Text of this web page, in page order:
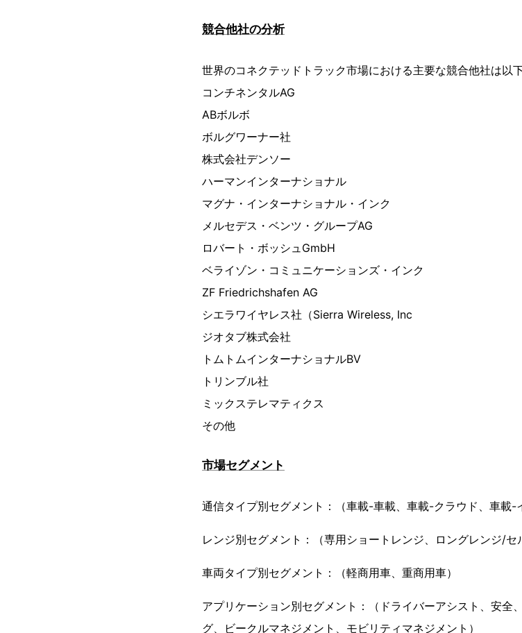
競合他社の分析
世界のコネクテッドトラック市場における主要な競合他社は以
コンチネンタルAG
ABボルボ
ボルグワーナー社
株式会社デンソー
ハーマンインターナショナル
マグナ・インターナショナル・インク
メルセデス・ベンツ・グループAG
ロバート・ボッシュGmbH
ベライゾン・コミュニケーションズ・インク
ZF Friedrichshafen AG
シエラワイヤレス社（Sierra Wireless, Inc
ジオタブ株式会社
トムトムインターナショナルBV
トリンブル社
ミックステレマティクス
その他
市場セグメント
通信タイプ別セグメント：（車載-車載、車載-クラウド、車載-
レンジ別セグメント：（専用ショートレンジ、ロングレンジ/セ
車両タイプ別セグメント：（軽商用車、重商用車）
アプリケーション別セグメント：（ドライバーアシスト、安全
グ、ビークルマネジメント、モビリティマネジメント）